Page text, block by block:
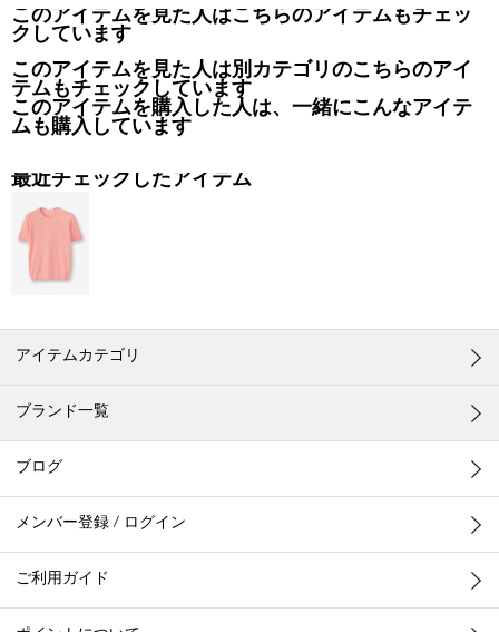
このアイテムを見た人はこちらのアイテムもチェッ
クしています
このアイテムを見た人は別カテゴリのこちらのアイ
テムもチェックしています
このアイテムを購入した人は、一緒にこんなアイテ
ムも購入しています
最近チェックしたアイテム
アイテムカテゴリ
ブランド一覧
ブログ
メンバー登録 / ログイン
ご利用ガイド